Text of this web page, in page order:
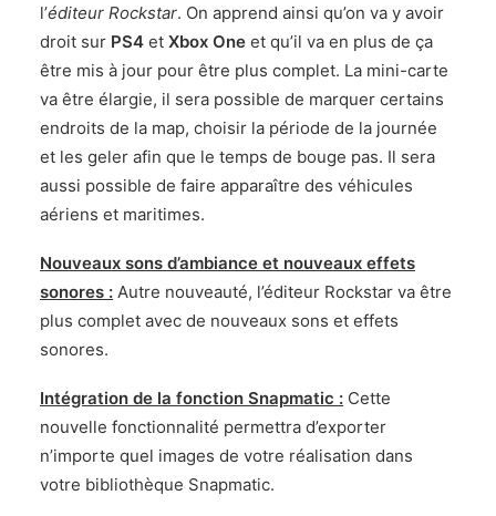
l’éditeur Rockstar. On apprend ainsi qu’on va y avoir
droit sur PS4 et Xbox One et qu’il va en plus de ça
être mis à jour pour être plus complet. La mini-carte
va être élargie, il sera possible de marquer certains
endroits de la map, choisir la période de la journée
et les geler afin que le temps de bouge pas. Il sera
aussi possible de faire apparaître des véhicules
aériens et maritimes.
Nouveaux sons d’ambiance et nouveaux effets
sonores : Autre nouveauté, l’éditeur Rockstar va être
plus complet avec de nouveaux sons et effets
sonores.
Intégration de la fonction Snapmatic : Cette
nouvelle fonctionnalité permettra d’exporter
n’importe quel images de votre réalisation dans
votre bibliothèque Snapmatic.